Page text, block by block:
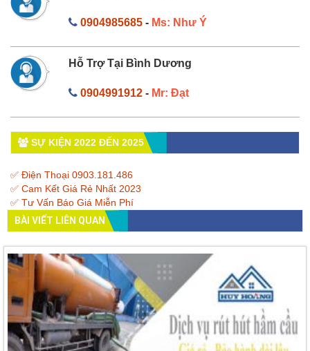
0904985685- Ms: Như Ý
Hỗ Trợ Tại Bình Dương
0904991912- Mr: Đạt
SỰ KIỆN 2022 ĐẾN 2025
✅ Điện Thoại 0903.181.486
✅ Cam Kết Giá Rẻ Nhất 2023
✅ Tư Vấn Báo Giá Miễn Phí
BÀI VIẾT LIÊN QUAN